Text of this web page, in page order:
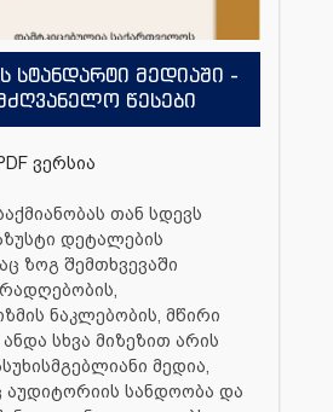
სტანდარტი მედიაში -
წესები
ვერსია
თან სდევს
დეტალების
ზოგ შემთხვევაში
ნაკლებობის, მწირი
სხვა მიზეზით არის
მედია,
სანდოობა და